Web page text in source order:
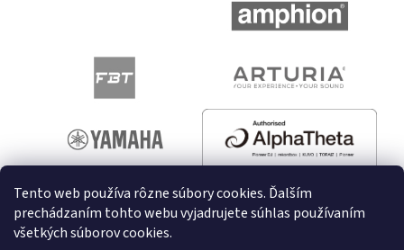
Tento web používa rôzne súbory cookies. Ďalším
prechádzaním tohto webu vyjadrujete súhlas používaním
všetkých súborov cookies.